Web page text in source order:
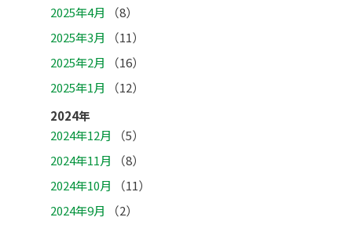
2025年4月
（8）
2025年3月
（11）
2025年2月
（16）
2025年1月
（12）
2024年
2024年12月
（5）
2024年11月
（8）
2024年10月
（11）
2024年9月
（2）